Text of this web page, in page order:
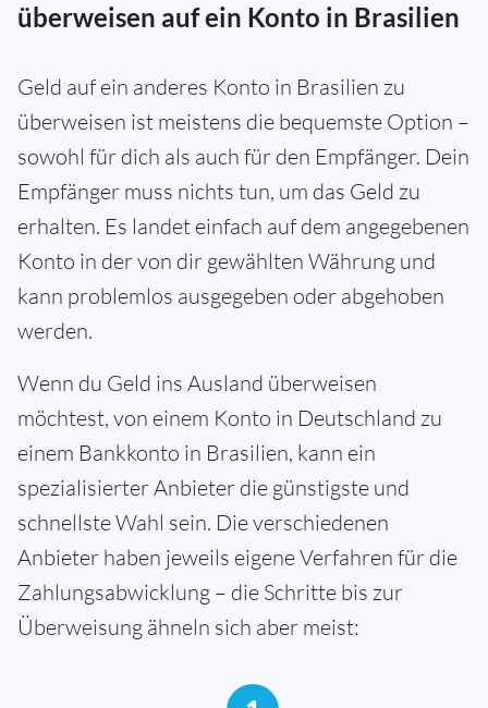
überweisen auf ein Konto in Brasilien
Geld auf ein anderes Konto in Brasilien zu
überweisen ist meistens die bequemste Option –
sowohl für dich als auch für den Empfänger. Dein
Empfänger muss nichts tun, um das Geld zu
erhalten. Es landet einfach auf dem angegebenen
Konto in der von dir gewählten Währung und
kann problemlos ausgegeben oder abgehoben
werden.
Wenn du Geld ins Ausland überweisen
möchtest, von einem Konto in Deutschland zu
einem Bankkonto in Brasilien, kann ein
spezialisierter Anbieter die günstigste und
schnellste Wahl sein. Die verschiedenen
Anbieter haben jeweils eigene Verfahren für die
Zahlungsabwicklung – die Schritte bis zur
Überweisung ähneln sich aber meist: